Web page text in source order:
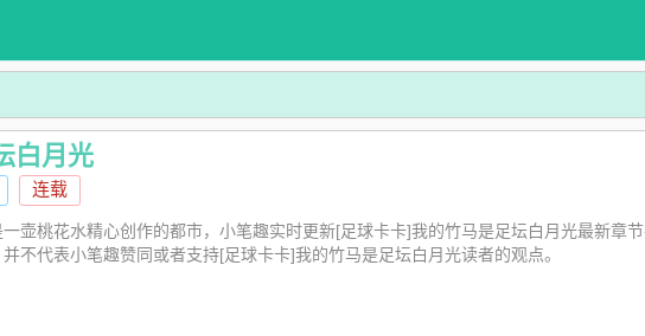
白月光
连载
壶桃花水精心创作的都市，小笔趣实时更新[足球卡卡]我的竹马是足坛白月光最新章
不代表小笔趣赞同或者支持[足球卡卡]我的竹马是足坛白月光读者的观点。